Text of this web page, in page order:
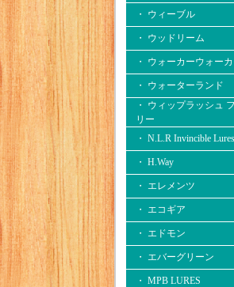
・ ウィーブル
・ ウッドリーム
・ ウォーカーウォー
・ ウォーターランド
・ ウィップラッシュ
リー
・ N.L.R Invincible Lures
・ H.Way
・ エレメンツ
・ エコギア
・ エドモン
・ エバーグリーン
・ MPB LURES